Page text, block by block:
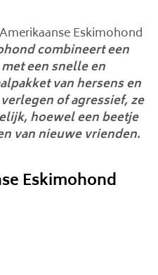
Amerikaanse Eskimohond
combineert een
een snelle en
van hersens en
of agressief, ze
hoewel een beetje
van nieuwe vrienden.
Eskimohond